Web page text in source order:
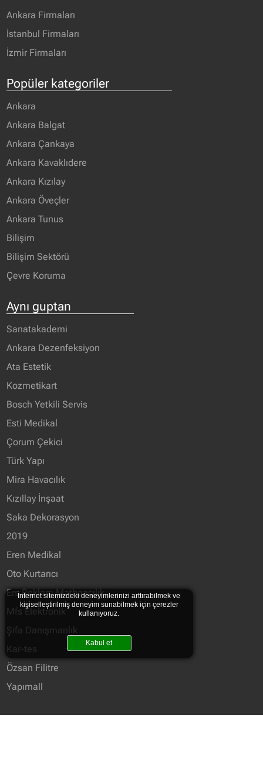
Ankara Firmaları
İstanbul Firmaları
İzmir Firmaları
Popüler kategoriler
Ankara
Ankara Balgat
Ankara Çankaya
Ankara Kavaklıdere
Ankara Kızılay
Ankara Öveçler
Ankara Tunus
Bilişim
Bilişim Sektörü
Çevre Koruma
Aynı guptan
Sanatakademi
Ankara Dezenfeksiyon
Ata Estetik
Kozmetikart
Bosch Yetkili Servis
Esti Medikal
Çorum Çekici
Türk Yapı
Mira Havacılık
Kızıllay İnşaat
Saka Dekorasyon
2019
Eren Medikal
Oto Kurtarıcı
Ers Reklam Matbaacılık
Mfs Elektronik
Şifa Danışmanlık
Kar-tes
Özsan Filitre
Yapımall
İnternet sitemizdeki deneyimlerinizi arttırabilmek ve
kişiselleştirilmiş deneyim sunabilmek için çerezler
kullanıyoruz.
Kabul et